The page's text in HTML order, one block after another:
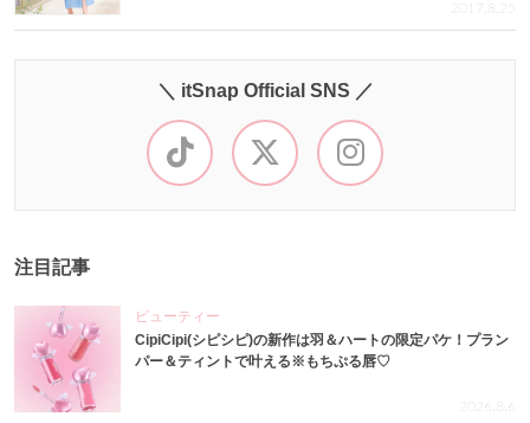
2017.8.25
＼ itSnap Official SNS ／
注目記事
ビューティー
CipiCipi(シピシピ)の新作は羽＆ハートの限定パケ！プラン
パー＆ティントで叶える※もちぷる唇♡
2026.8.6